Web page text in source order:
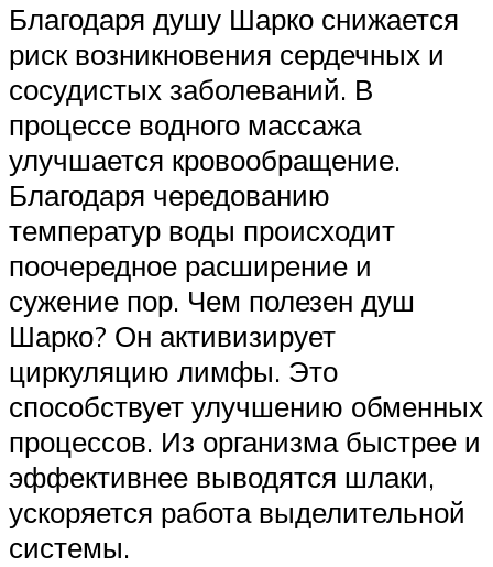
Благодаря душу Шарко снижается
риск возникновения сердечных и
сосудистых заболеваний. В
процессе водного массажа
улучшается кровообращение.
Благодаря чередованию
температур воды происходит
поочередное расширение и
сужение пор. Чем полезен душ
Шарко? Он активизирует
циркуляцию лимфы. Это
способствует улучшению обменных
процессов. Из организма быстрее и
эффективнее выводятся шлаки,
ускоряется работа выделительной
системы.